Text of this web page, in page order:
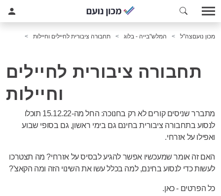
מכון נועםצה"ל המלש"בייה - בלוג תחבורה ציבורית לחיילים וחיילות
תחבורה ציבורית לחיילים
וחיילות
מתברר שניסים קורים לא רק בחנוכה: החל מה-15.12.22 תוכלו
לנסוע בתחבורה ציבורית בחינם גם בימי ראשון, גם בסופי שבוע
ואפילו על אזרחי.
האם זה אומר שמעכשיו אפשר להגיע לבסיס על אזרחי? מה תצטרכו
לעשות כדי לנסוע בחינם, למה בכלל עשו את השינוי הזה ומה הקאצ'?
כל הפרטים - כאן.